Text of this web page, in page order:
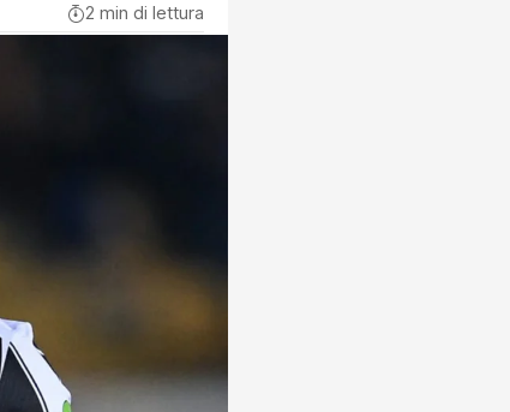
2 min di lettura